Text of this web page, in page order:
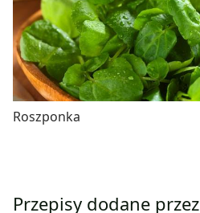
Roszponka
Przepisy dodane przez